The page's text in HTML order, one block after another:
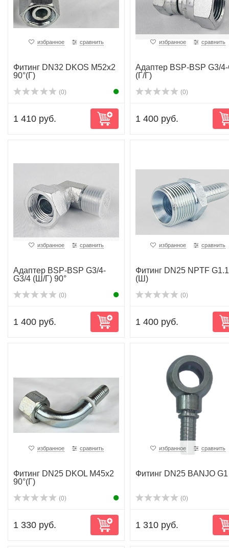
избранное сравнить
Фитинг DN32 DKOS M52x2
90°(Г)
(0)
1 410 руб.
избранное сравнить
Адаптер BSP-BSP G3/
(Г/Г)
(0)
1 400 руб.
избранное сравнить
Адаптер BSP-BSP G3/4-
G3/4 (Ш/Г) 90°
(0)
1 400 руб.
избранное сравнить
Фитинг DN25 NPTF
(Ш)
(0)
1 400 руб.
избранное сравнить
Фитинг DN25 DKOL M45x2
90°(Г)
(0)
1 330 руб.
избранное сравнить
Фитинг DN25 BANJO G1
(0)
1 310 руб.